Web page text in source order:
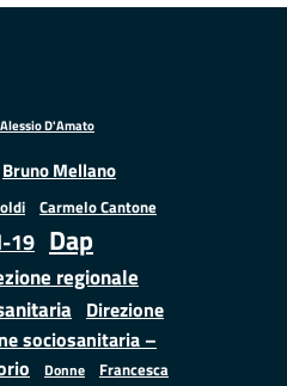
Alessio D'Amato
Bruno Mellano
Carmelo Cantone
19 Dap
regionale
Direzione
sociosanitaria –
Donne
Francesca